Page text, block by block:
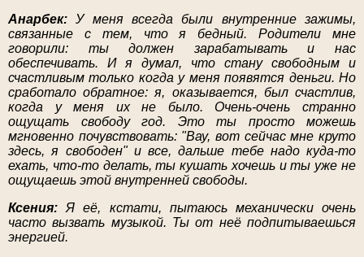
Анарбек: У меня всегда были внутренние зажимы,
связанные с тем, что я бедный. Родители мне
говорили: ты должен зарабатывать и нас
обеспечивать. И я думал, что стану свободным и
счастливым только когда у меня появятся деньги. Но
сработало обратное: я, оказывается, был счастлив,
когда у меня их не было. Очень-очень странно
ощущать свободу год. Это ты просто можешь
мгновенно почувствовать: "Вау, вот сейчас мне круто
здесь, я свободен" и все, дальше тебе надо куда-то
ехать, что-то делать, ты кушать хочешь и ты уже не
ощущаешь этой внутренней свободы.
Ксения:Я её, кстати, пытаюсь механически очень
часто вызвать музыкой. Ты от неё подпитываешься
энергией.